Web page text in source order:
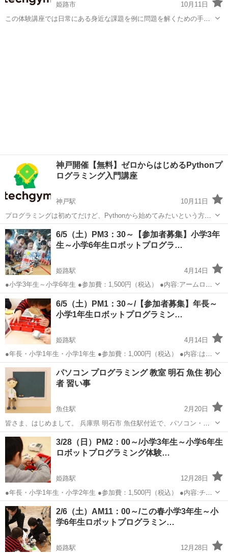
姫路市
10月11日
この体験講座では日常にある身近な課題を例に問題を解くための手順
神戸開催【無料】ゼロからはじめるPythonプ
ログラミング入門講座
神戸駅
10月11日
プログラミングは初めてだけど、Pythonから始めてみたいという方の
ために、無料のハンズオン開発講座をご用意いたしました。
https://secondhalf.co.jp/79/realgenius_python.h...
兵庫 神戸市 神戸駅 プログラミング Python
6/5（土）PM3：30～【参加者募集】小学3年
生～小学6年生ロボットプログラ…
姫路駅
4月14日
●小学3年生～小学6年生 ●参加費：1,500円（税込） ●内容:アームロボ
ットで荷物を運ぼう！ ●日時：6月5日（土）PM3:30～5:00 ●場所：兵
庫県姫路市安田4丁目62（姫路駅南大路ラーメン希望軒2階） ...
兵庫 姫路市 姫路駅 プログラミング
6/5（土）PM1：30～/【参加者募集】年長～
小学1年生ロボットプログラミン…
姫路駅
4月14日
●年長・小学1年生・小学1年生 ●参加費：1,000円（税込） ●内容:はじ
めてのロボット作りに挑戦しよう ●日時：6月5日（土）PM1:30～2:30
●場所：兵庫県姫路市安田4丁目62（姫路駅南大路ラーメン希望軒...
兵庫 姫路市 姫路駅 プログラミング 年長
パソコン プログラミング 教室 明石 魚住 初心
者 習い事
魚住駅
2月20日
皆さま、はじめまして。 兵庫県 明石市 魚住駅付近で、パソコン・プ
ログラミング教室を開いております。 現在2名の方に受講いただいて
おります。 2020年の学校での必修化に向けて、話題のプログラミング
学習は習い事としても注目...
兵庫 明石市 魚住駅 プログラミング 子ども
3/28（日）PM2：00～/小学3年生～小学6年生
ロボットプログラミング体験…
姫路駅
12月28日
●年長・小学1年生・小学2年生 ●参加費：1,500円（税込） ●内容:チキ
ンレース！ブロックをギリギリで止めよう！ ●日時：2021年3月28日
（日）PM2:00～3：30 ●場所：兵庫県姫路市安田4丁目62 ラー...
兵庫 姫路市 姫路駅 年長
2/6（土）AM11：00～/この春小学3年生～小
学6年生ロボットプログラミン…
姫路駅
12月28日